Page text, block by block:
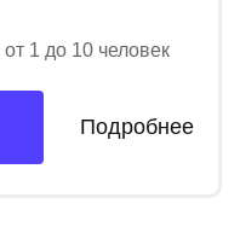
от 1 до 10 человек
Подробнее